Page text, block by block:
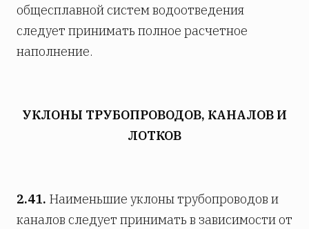
общесплавной систем водоотведения
следует принимать полное расчетное
наполнение.
УКЛОНЫ ТРУБОПРОВОДОВ, КАНАЛОВ И
ЛОТКОВ
2.41. Наименьшие уклоны трубопроводов и
каналов следует принимать в зависимости от